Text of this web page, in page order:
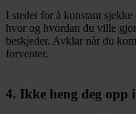
I stedet for å konstant
hvor og hvordan du ville
beskjeder. Avklar når du
forventer.
4. Ikke heng deg opp